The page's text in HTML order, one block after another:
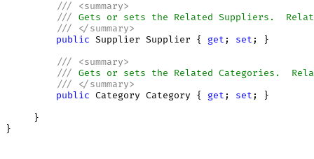
///
<summary>
///
Gets or sets the Related Suppliers.
///
</summary>
public Supplier Supplier { get ; set ; }
///
<summary>
///
Gets or sets the Related Categories.
///
</summary>
public Category Category { get ; set ; }
}